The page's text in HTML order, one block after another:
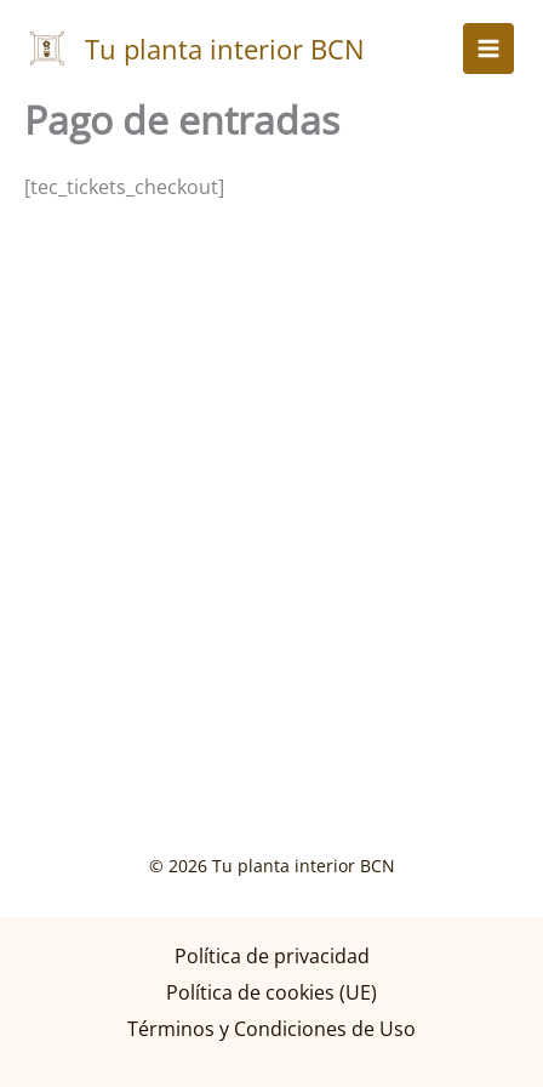
contenido
Tu planta interior BCN
Pago de entradas
[tec_tickets_checkout]
© 2026 Tu planta interior BCN
Política de privacidad
Política de cookies (UE)
Términos y Condiciones de Uso